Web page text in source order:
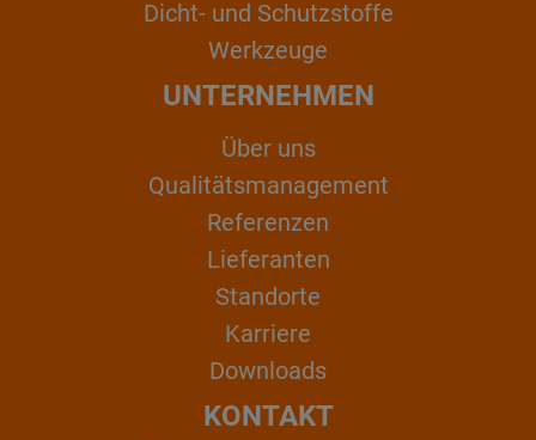
Dicht- und Schutzstoffe
Werkzeuge
UNTERNEHMEN
Über uns
Qualitätsmanagement
Referenzen
Lieferanten
Standorte
Karriere
Downloads
KONTAKT